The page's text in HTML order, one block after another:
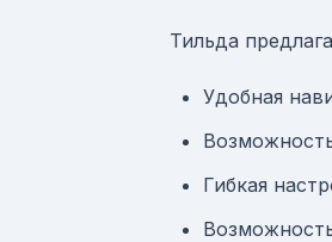
Тильда
Удобная
Гибкая